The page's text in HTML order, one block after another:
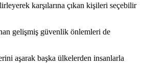
karşılarına çıkan kişileri seçebilir
gelişmiş güvenlik önlemleri de
aşarak başka ülkelerden insanlarla